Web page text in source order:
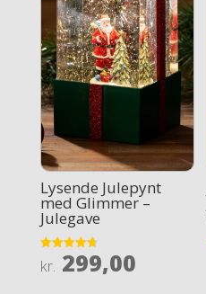
Lysende Julepynt
med Glimmer –
Julegave
Rated
4.7
kr. 299,00